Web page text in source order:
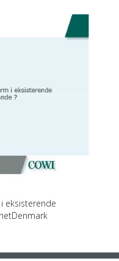
eksisterende